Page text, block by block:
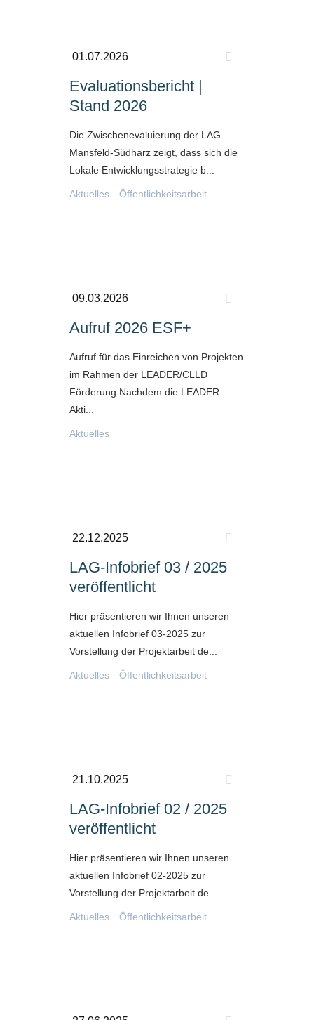
01.07.2026
Evaluationsbericht |
Stand 2026
Die Zwischenevaluierung der LAG
Mansfeld-Südharz zeigt, dass sich die
Lokale Entwicklungsstrategie b...
Aktuelles Öffentlichkeitsarbeit
09.03.2026
Aufruf 2026 ESF+
Aufruf für das Einreichen von Projekten
im Rahmen der LEADER/CLLD
Förderung Nachdem die LEADER
Akti...
Aktuelles
22.12.2025
LAG-Infobrief 03 / 2025
veröffentlicht
Hier präsentieren wir Ihnen unseren
aktuellen Infobrief 03-2025 zur
Vorstellung der Projektarbeit de...
Aktuelles Öffentlichkeitsarbeit
21.10.2025
LAG-Infobrief 02 / 2025
veröffentlicht
Hier präsentieren wir Ihnen unseren
aktuellen Infobrief 02-2025 zur
Vorstellung der Projektarbeit de...
Aktuelles Öffentlichkeitsarbeit